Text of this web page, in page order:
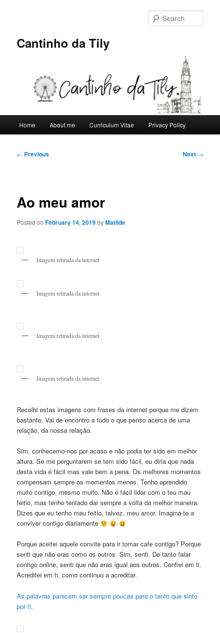
Cantinho da Tily
Home About me Curriculum Vitae Privacy Policy
Post
← Previous Next →
Ao meu amor
Posted onFebruary 14, 2019byMatilde
Imagem retirada da internet
Imagem retirada da internet
Imagem retirada da internet
Imagem retirada da internet
Recolhi estas imagens com frases da internet porque me dizem
bastante. Vai de encontro a tudo o que penso acerca de uma
relação, da nossa relação.
Sim, conhecemo-nos por acaso e não podia ter sido em melhor
altura. Se me perguntarem se tem sido fácil, eu diria que nada
desta vida é fácil mas vale bem a pena. Os melhores momentos
compensam sempre os momentos menos. Tenho aprendido
muito contigo, mesmo muito. Não é fácil lidar com o teu mau
feitio, mas tenho tentado dar sempre a volta da melhor maneira.
Dizes que eu tenho mau feitio, talvez, meu amor. Imagina-te a
conviver contigo diariamente
Porque aceitei aquele convite para ir tomar cafe contigo? Porque
senti que não eras como os outros. Sim, senti. De tanto falar
contigo online, senti que não eras igual aos outros. Confiei em ti.
Acreditei em ti, como continuo a acreditar.
As palavras parecem ser sempre poucas para o tanto que sinto
por ti.